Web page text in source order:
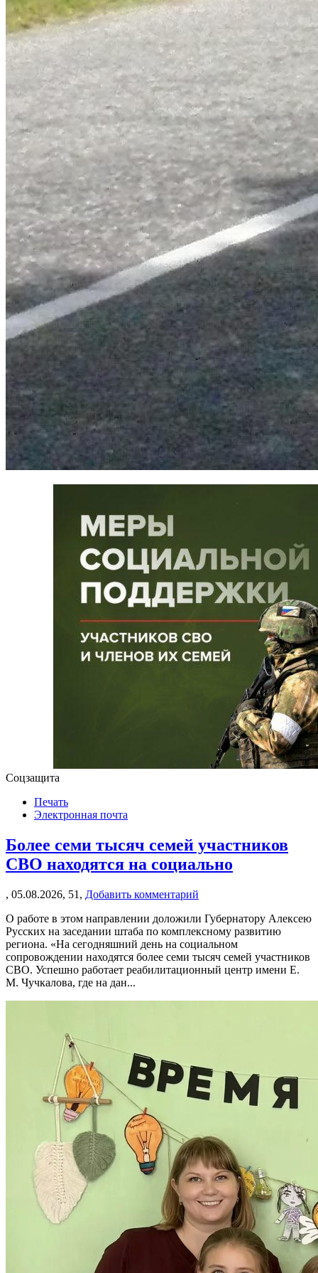
Соцзащита
Печать
Электронная почта
Более семи тысяч семей участников
СВО находятся на социально
, 05.08.2026, 51, Добавить комментарий
О работе в этом направлении доложили Губернатору Алексею
Русских на заседании штаба по комплексному развитию
региона. «На сегодняшний день на социальном
сопровождении находятся более семи тысяч семей участников
СВО. Успешно работает реабилитационный центр имени Е.
М. Чучкалова, где на дан...